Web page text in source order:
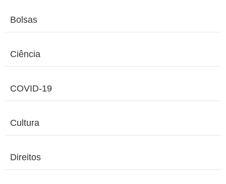
Bolsas
Ciência
COVID-19
Cultura
Direitos